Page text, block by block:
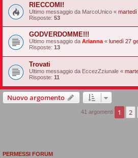
RIECCOMI!
Ultimo messaggio da MarcoUnico « martedì
Risposte: 53
GODVERDOMME!!!
Ultimo messaggio da Arianna« lunedì 27
Risposte: 13
Trovati
Ultimo messaggio da EccezZziunale «
Risposte: 11
Nuovo argomento
41 argomenti 1 2
PERMESSI FORUM